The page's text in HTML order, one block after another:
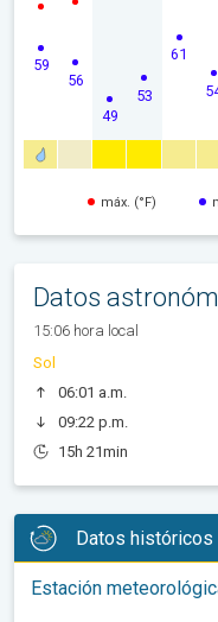
59
56
49
53
61
máx. (°F)
Datos
15:06 hora local
Sol
06:01 a.m.
09:22 p.m.
15h 21min
Datos históricos
Estación